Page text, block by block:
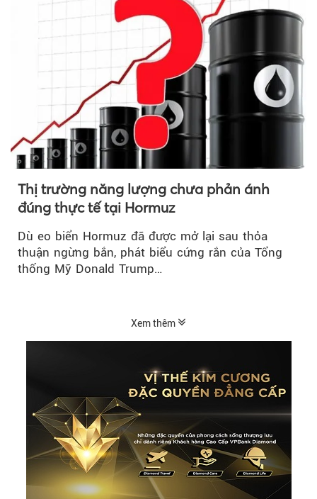
Thị trường năng lượng chưa phản ánh
đúng thực tế tại Hormuz
Dù eo biển Hormuz đã được mở lại sau thỏa
thuận ngừng bắn, phát biểu cứng rắn của Tổng
thống Mỹ Donald Trump…
Xem thêm